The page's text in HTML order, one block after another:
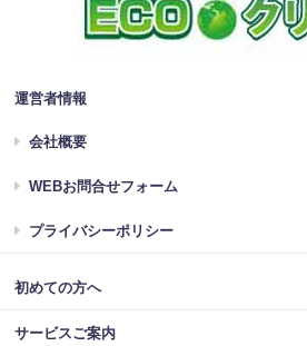
運営者情報
会社概要
WEBお問合せフォーム
プライバシーポリシー
初めての方へ
サービスご案内